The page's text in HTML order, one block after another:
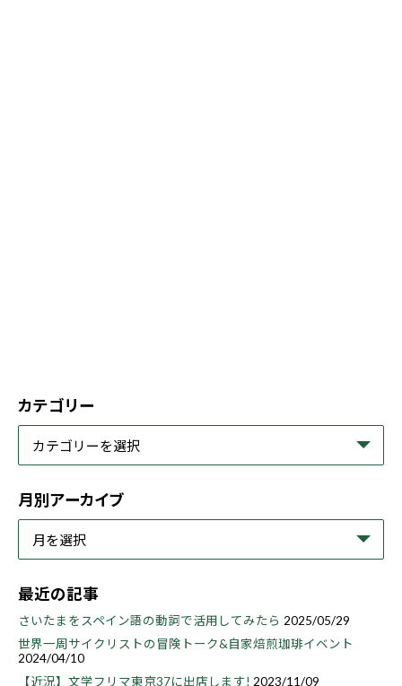
カテゴリー
月別アーカイブ
最近の記事
さいたまをスペイン語の動詞で活用してみたら 2025/05/29
世界一周サイクリストの冒険トーク&自家焙煎珈琲イベント
2024/04/10
【近況】文学フリマ東京37に出店します! 2023/11/09